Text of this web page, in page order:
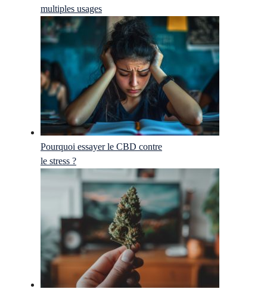
multiples usages
Pourquoi essayer le CBD contre
le stress ?